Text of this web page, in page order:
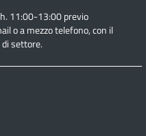
11:00-13:00 previo
o a mezzo telefono, con il
settore.